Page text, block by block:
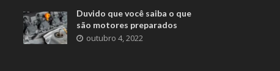
Duvido que você saiba o que
são motores preparados
outubro 4, 2022